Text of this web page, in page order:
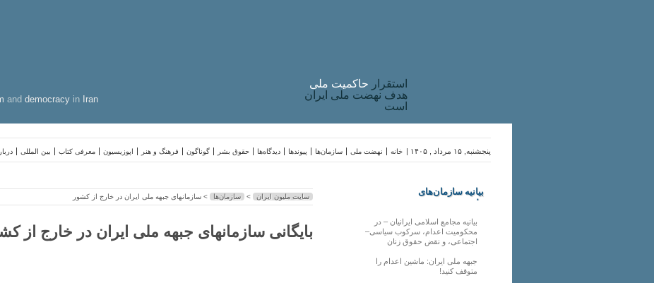
and democracy in Iran
استقرار حاکميت ملی
هدف نهضت ملی ایران
است
بین المللی معرفی کتاب اپوزیسیون فرهنگ و هنر گوناگون حقوق بشر دیدگاه‌ها پیوندها سازمان‌ها نهضت ملی خانه پنجشنبه, ۱۵ مرداد , ۱۴۰۵ |
سایت ملیون ایران > سازمان‌ها > سازمانهای جبهه ملی ایران در خارج از کشور
بایگانی سازمانهای جبهه ملی ایران در خارج از
بیانیه سازمان‌های
ملی
بیانیه مجامع اسلامی ایرانیان – در
محکومیت اعدام، سرکوب سیاسی–
اجتماعی، و نقض حقوق زنان
جبهه ملی ایران: ماشین اعدام را
متوقف کنید!